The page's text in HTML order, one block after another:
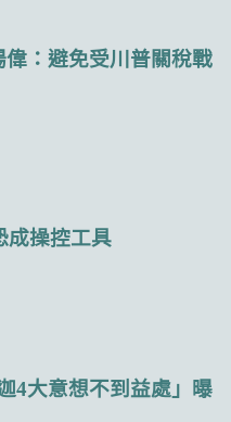
：避免受川普關稅戰
成操控工具
4大意想不到益處」曝